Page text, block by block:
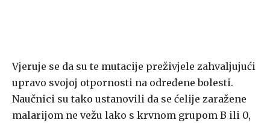
Vjeruje se da su te mutacije preživjele zahvaljujući
upravo svojoj otpornosti na određene bolesti.
Naučnici su tako ustanovili da se ćelije zaražene
malarijom ne vežu lako s krvnom grupom B ili 0,